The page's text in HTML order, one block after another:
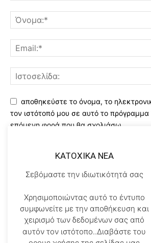
αποθηκεύστε το όνομα, το
τον ιστότοπό μου σε αυτό το πρόγραμμα
επόμενη φορά που θα σχολιάσω.
Χρησιμοποιώντας αυτό το έντυπο
αποθήκευση και χειρισμό των
τον ιστότοπο..Διαβάστε του ορους
μας*
KATOXIKA NEA
Σεβόμαστε την ιδιωτικότητά σας
Χρησιμοποιώντας αυτό το έντυπο
συμφωνείτε με την αποθήκευση και
χειρισμό των δεδομένων σας από
αυτόν τον ιστότοπο..Διαβάστε του